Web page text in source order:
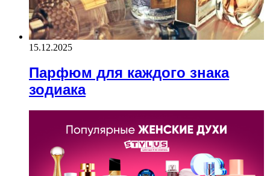
15.12.2025
Парфюм для каждого знака
зодиака